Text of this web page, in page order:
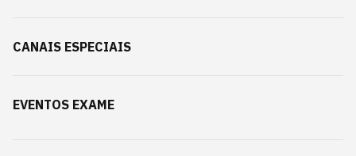
CANAIS ESPECIAIS
EVENTOS EXAME